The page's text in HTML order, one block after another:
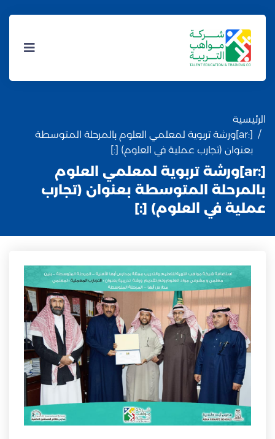
الرئيسية
[:ar]ورشة تربوية لمعلمي العلوم بالمرحلة المتوسطة
بعنوان (تجارب عملية في العلوم) [:]
[:ar]ورشة تربوية لمعلمي العلوم
بالمرحلة المتوسطة بعنوان (تجارب
عملية في العلوم) [:]